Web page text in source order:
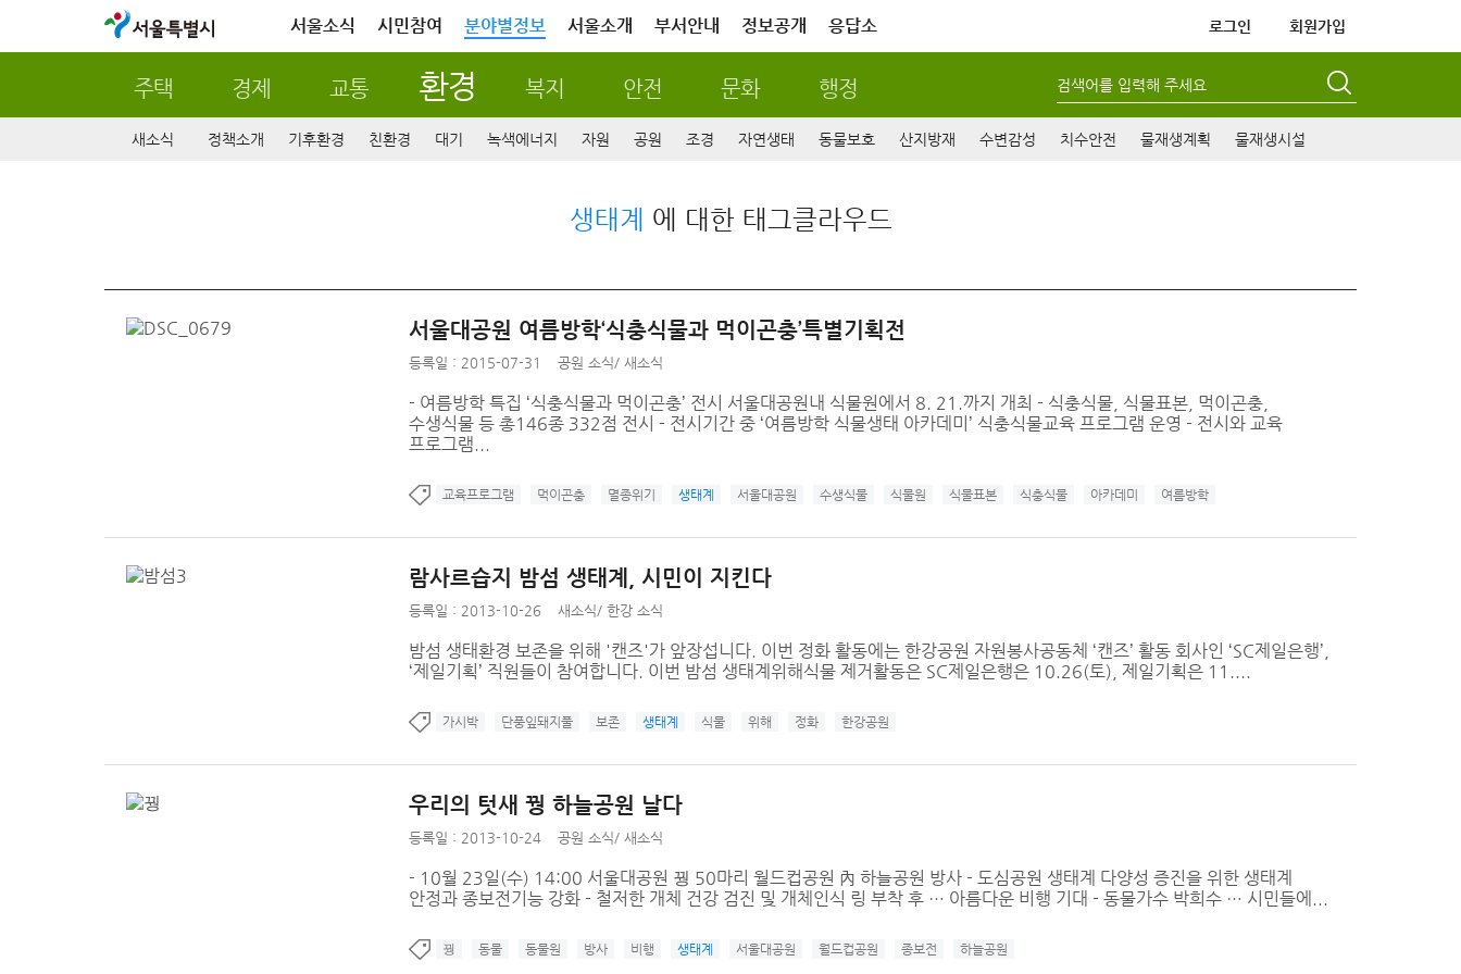
서울특별시 서울소식 시민참여 분야별정보 서울소개 부서안내 정보공개 응답소 로그인 회원가입
주택 경제 교통 환경 복지 안전 문화 행정 검색어를 입력해 주세요
새소식 정책소개 기후환경 친환경 대기 녹색에너지 자원 공원 조경 자연생태 동물보호 산지방재 수변감성 치수안전 물재생계획 물재생시설
생태계 에 대한 태그클라우드
서울대공원 여름방학‘식충식물과 먹이곤충’특별기획전
등록일 : 2015-07-31 공원 소식/ 새소식
- 여름방학 특집 ‘식충식물과 먹이곤충’ 전시 서울대공원내 식물원에서 8. 21.까지 개최 - 식충식물, 식물표본, 먹이곤충,
수생식물 등 총146종 332점 전시 - 전시기간 중 ‘여름방학 식물생태 아카데미’ 식충식물교육 프로그램 운영 - 전시와 교육
프로그램...
교육프로그램 먹이곤충 멸종위기 생태계 서울대공원 수생식물 식물원 식물표본 식충식물 아카데미 여름방학
람사르습지 밤섬 생태계, 시민이 지킨다
등록일 : 2013-10-26 새소식/ 한강 소식
밤섬 생태환경 보존을 위해 '캔즈'가 앞장섭니다. 이번 정화 활동에는 한강공원 자원봉사공동체 ‘캔즈’ 활동 회사인 ‘SC제일은행’,
‘제일기획’ 직원들이 참여합니다. 이번 밤섬 생태계위해식물 제거활동은 SC제일은행은 10.26(토), 제일기획은 11....
가시박 단풍잎돼지풀 보존 생태계 식물 위해 정화 한강공원
우리의 텃새 꿩 하늘공원 날다
등록일 : 2013-10-24 공원 소식/ 새소식
- 10월 23일(수) 14:00 서울대공원 꿩 50마리 월드컵공원 內 하늘공원 방사 - 도심공원 생태계 다양성 증진을 위한 생태계
안정과 종보전기능 강화 - 철저한 개체 건강 검진 및 개체인식 링 부착 후 … 아름다운 비행 기대 - 동물가수 박희수 … 시민들에...
꿩 동물 동물원 방사 비행 생태계 서울대공원 월드컵공원 종보전 하늘공원